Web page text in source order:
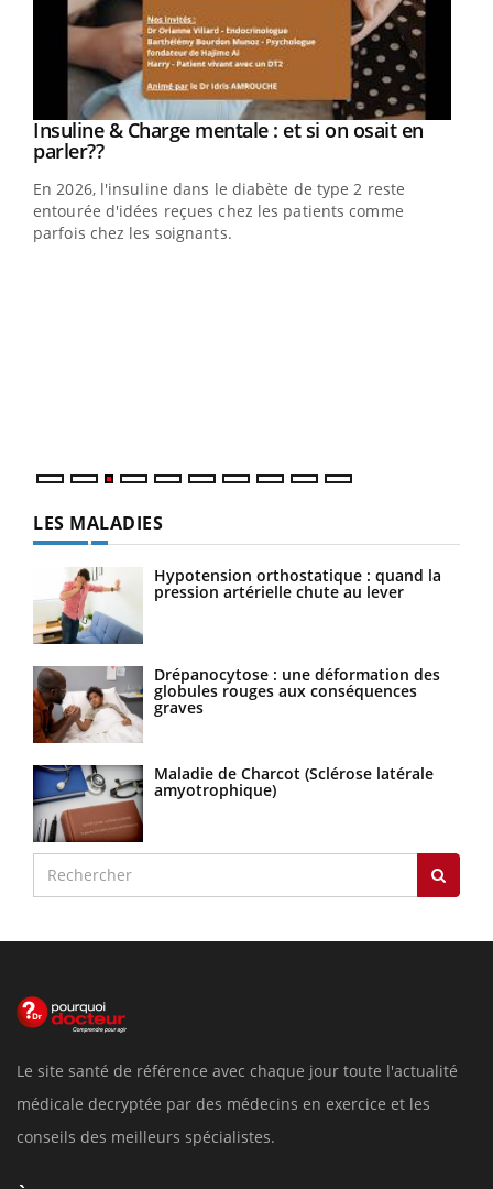
Youtube
Insuline & Charge mentale : et si on osait en
parler??Youtube
En 2026, l'insuline dans le diabète de type 2 reste
entourée d'idées reçues chez les patients comme
parfois chez les soignants.
LES MALADIES
Hypotension orthostatique : quand la
pression artérielle chute au lever
Drépanocytose : une déformation des
globules rouges aux conséquences
graves
Maladie de Charcot (Sclérose latérale
amyotrophique)
Le site santé de référence avec chaque jour toute l'actualité
médicale decryptée par des médecins en exercice et les
conseils des meilleurs spécialistes.